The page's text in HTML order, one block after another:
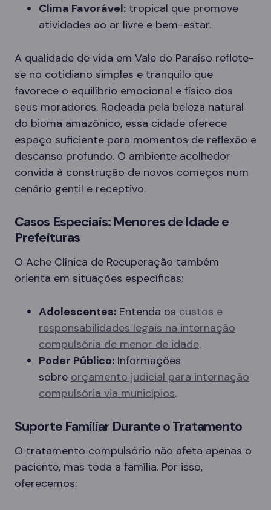
Clima Favorável: tropical que promove
atividades ao ar livre e bem-estar.
A qualidade de vida em Vale do Paraíso reflete-
se no cotidiano simples e tranquilo que
favorece o equilíbrio emocional e físico dos
seus moradores. Rodeada pela beleza natural
do bioma amazônico, essa cidade oferece
espaço suficiente para momentos de reflexão e
descanso profundo. O ambiente acolhedor
convida à construção de novos começos num
cenário gentil e receptivo.
Casos Especiais: Menores de Idade e
Prefeituras
O Ache Clínica de Recuperação também
orienta em situações específicas:
Adolescentes: Entenda os custos e
responsabilidades legais na internação
compulsória de menor de idade.
Poder Público: Informações
sobre orçamento judicial para internação
compulsória via municípios.
Suporte Familiar Durante o Tratamento
O tratamento compulsório não afeta apenas o
paciente, mas toda a família. Por isso,
oferecemos: